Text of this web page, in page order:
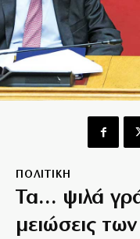
ΠΟΛΙΤΙΚΗ
Τα… ψιλά
μειώσεις